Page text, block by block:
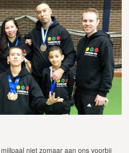
niet zomaar aan ons voorbij